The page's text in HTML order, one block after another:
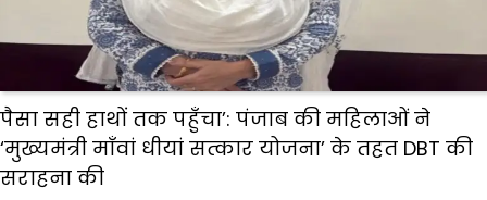
पैसा सही हाथों तक पहुँचा’: पंजाब की महिलाओं ने
‘मुख्यमंत्री माँवां धीयां सत्कार योजना’ के तहत DBT की
सराहना की